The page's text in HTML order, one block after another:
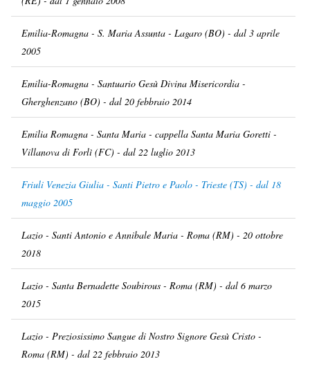
Emilia-Romagna - S. Maria Assunta - Lagaro (BO) - dal 3 aprile
2005
Emilia-Romagna - Santuario Gesù Divina Misericordia -
Gherghenzano (BO) - dal 20 febbraio 2014
Emilia Romagna - Santa Maria - cappella Santa Maria Goretti -
Villanova di Forlì (FC) - dal 22 luglio 2013
Friuli Venezia Giulia - Santi Pietro e Paolo - Trieste (TS) - dal 18
maggio 2005
Lazio - Santi Antonio e Annibale Maria - Roma (RM) - 20 ottobre
2018
Lazio - Santa Bernadette Soubirous - Roma (RM) - dal 6 marzo
2015
Lazio - Preziosissimo Sangue di Nostro Signore Gesù Cristo -
Roma (RM) - dal 22 febbraio 2013